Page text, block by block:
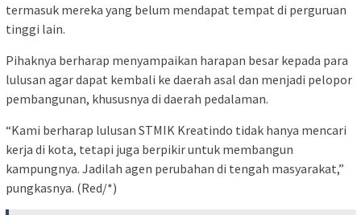
termasuk mereka yang belum mendapat tempat di perguruan
tinggi lain.
Pihaknya berharap menyampaikan harapan besar kepada para
lulusan agar dapat kembali ke daerah asal dan menjadi pelopor
pembangunan, khususnya di daerah pedalaman.
“Kami berharap lulusan STMIK Kreatindo tidak hanya mencari
kerja di kota, tetapi juga berpikir untuk membangun
kampungnya. Jadilah agen perubahan di tengah masyarakat,”
pungkasnya. (Red/*)